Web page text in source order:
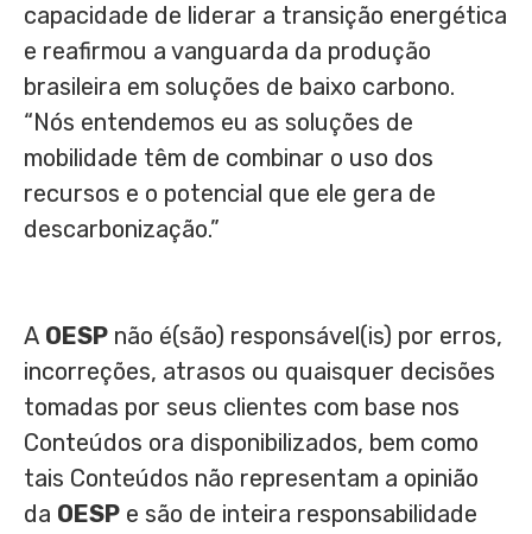
capacidade de liderar a transição energética
e reafirmou a vanguarda da produção
brasileira em soluções de baixo carbono.
“Nós entendemos eu as soluções de
mobilidade têm de combinar o uso dos
recursos e o potencial que ele gera de
descarbonização.”
A OESP não é(são) responsável(is) por erros,
incorreções, atrasos ou quaisquer decisões
tomadas por seus clientes com base nos
Conteúdos ora disponibilizados, bem como
tais Conteúdos não representam a opinião
da OESP e são de inteira responsabilidade